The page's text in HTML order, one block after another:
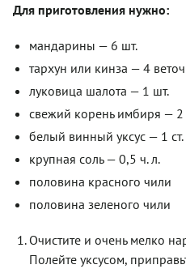
Для приготовления нужно:
мандарины — 6 шт.
тархун или кинза — 4
луковица шалота — 1 шт.
свежий корень имбиря — 2
белый винный уксус — 1 ст.
крупная соль — 0,5 ч. л.
половина красного чили
половина зеленого чили
Очистите и очень мелко
Полейте уксусом,